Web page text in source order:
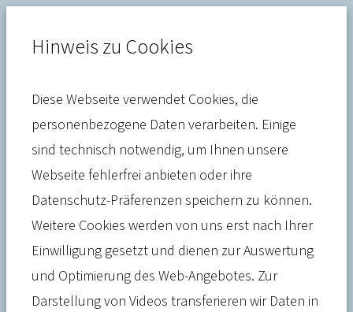
Versorgung
Gesetzentwurf der
Bundesregierung zur
Stärkung der
Gesundheitsversorgung in der
Kommune (GVSG)
Hinweis zu Cookies
Diese Webseite verwendet Cookies, die
personenbezogene Daten verarbeiten. Einige
sind technisch notwendig, um Ihnen unsere
Webseite fehlerfrei anbieten oder ihre
Datenschutz-Präferenzen speichern zu können.
Weitere Cookies werden von uns erst nach Ihrer
Einwilligung gesetzt und dienen zur Auswertung
und Optimierung des Web-Angebotes. Zur
Darstellung von Videos transferieren wir Daten in